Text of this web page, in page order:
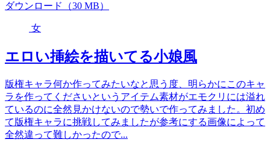
ダウンロード（30 MB）
女
エロい挿絵を描いてる小娘風
版権キャラ何か作ってみたいなと思う度、明らかにこのキャ
ラを作ってくださいというアイテム素材がエモクリには溢れ
ているのに全然見かけないので勢いで作ってみました。初め
て版権キャラに挑戦してみましたが参考にする画像によって
全然違って難しかったので...